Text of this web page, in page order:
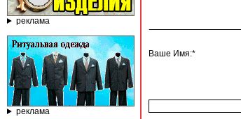
реклама
реклама
Ваше Имя:*